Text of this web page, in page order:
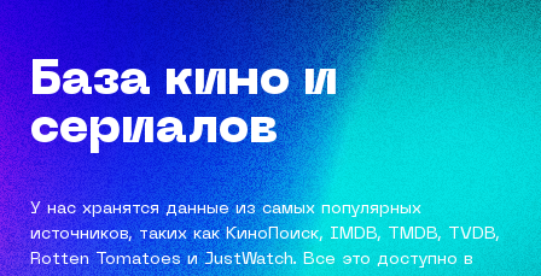
База кино и
сериалов
У нас хранятся данные из самых популярных
источников, таких как КиноПоиск, IMDB, TMDB, TVDB,
Rotten Tomatoes и JustWatch. Все это доступно в